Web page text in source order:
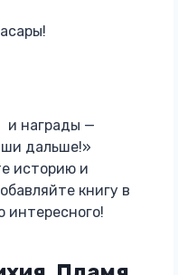
и награды —
дальше!»
историю и
книгу в
интересного!